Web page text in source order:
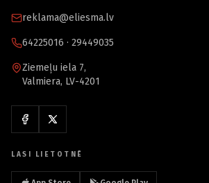
reklama@eliesma.lv
64225016 · 29449035
Ziemeļu iela 7,
Valmiera, LV-4201
LASI LIETOTNĒ